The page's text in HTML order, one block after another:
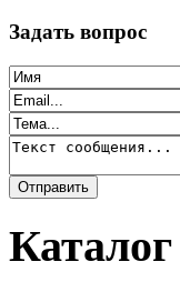
Задать вопрос
Каталог